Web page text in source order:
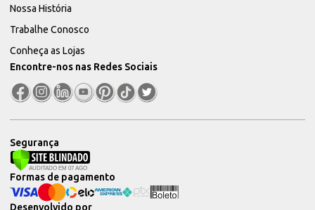
Nossa História
Trabalhe Conosco
Conheça as Lojas
Encontre-nos nas Redes Sociais
Segurança
Desenvolvido por
Formas de pagamento